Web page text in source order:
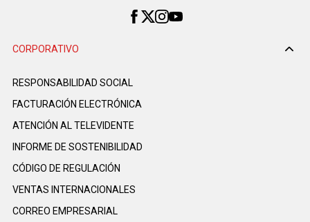
CORPORATIVO
RESPONSABILIDAD SOCIAL
FACTURACIÓN ELECTRÓNICA
ATENCIÓN AL TELEVIDENTE
INFORME DE SOSTENIBILIDAD
CÓDIGO DE REGULACIÓN
VENTAS INTERNACIONALES
CORREO EMPRESARIAL